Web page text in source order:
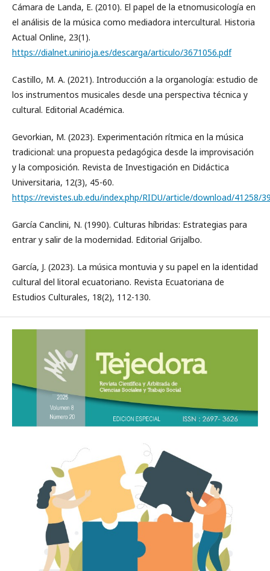
Cámara de Landa, E. (2010). El papel de la etnomusicología en
el análisis de la música como mediadora intercultural. Historia
Actual Online, 23(1).
https://dialnet.unirioja.es/descarga/articulo/3671056.pdf
Castillo, M. A. (2021). Introducción a la organología: estudio de
los instrumentos musicales desde una perspectiva técnica y
cultural. Editorial Académica.
Gevorkian, M. (2023). Experimentación rítmica en la música
tradicional: una propuesta pedagógica desde la improvisación
y la composición. Revista de Investigación en Didáctica
Universitaria, 12(3), 45-60.
https://revistes.ub.edu/index.php/RIDU/article/download/41258/
García Canclini, N. (1990). Culturas híbridas: Estrategias para
entrar y salir de la modernidad. Editorial Grijalbo.
García, J. (2023). La música montuvia y su papel en la identidad
cultural del litoral ecuatoriano. Revista Ecuatoriana de
Estudios Culturales, 18(2), 112-130.